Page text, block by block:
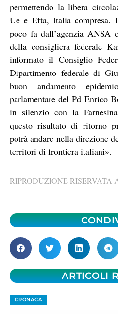
permettendo la libera
Ue e Efta, Italia compresa.
poco fa dall’agenzia ANSA
della consigliera federale
informato il Consiglio
Dipartimento federale di
buon andamento
parlamentare del Pd Enrico
in silenzio con la
questo risultato di ritorno
potrà andare nella direzione
territori di frontiera italiani».
RIPRODUZIONE
ARTICOLI
CRONACA